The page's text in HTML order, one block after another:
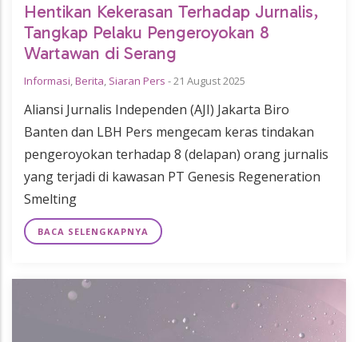
Hentikan Kekerasan Terhadap Jurnalis,
Tangkap Pelaku Pengeroyokan 8
Wartawan di Serang
Informasi,Berita, Siaran Pers -21 August 2025
Aliansi Jurnalis Independen (AJI) Jakarta Biro
Banten dan LBH Pers mengecam keras tindakan
pengeroyokan terhadap 8 (delapan) orang jurnalis
yang terjadi di kawasan PT Genesis Regeneration
Smelting
BACA SELENGKAPNYA